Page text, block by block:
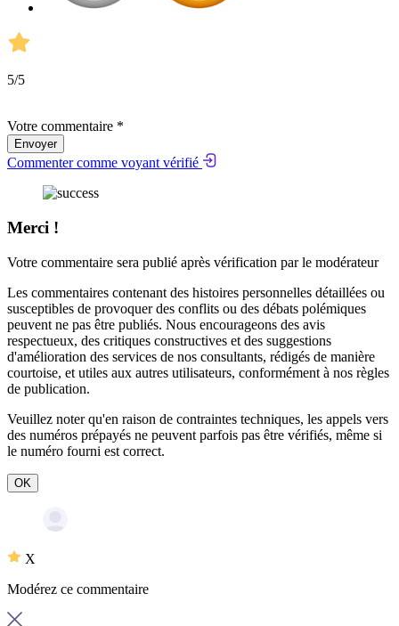
5/5
Votre commentaire *
Envoyer
Commenter comme voyant vérifié
Merci !
Votre commentaire sera publié après vérification par le modérateur
Les commentaires contenant des histoires personnelles détaillées ou
susceptibles de provoquer des conflits ou des débats polémiques
peuvent ne pas être publiés. Nous encourageons des avis
respectueux, des critiques constructives et des suggestions
d'amélioration des services de nos consultants, rédigés de manière
courtoise, et utiles aux autres utilisateurs, conformément à nos règles
de publication.
Veuillez noter qu'en raison de contraintes techniques, les appels vers
des numéros prépayés ne peuvent parfois pas être vérifiés, même si
le numéro fourni est correct.
OK
X
Modérez ce commentaire